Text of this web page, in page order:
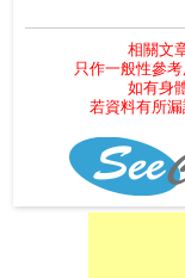
相關文
只作一般性參
如有身
若資料有所漏